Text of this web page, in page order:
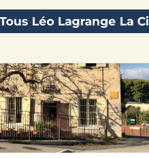
Léo Lagrange La